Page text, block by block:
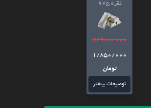
نقره 925
1/900/000
1/850/000
تومان
توضیحات بیشتر